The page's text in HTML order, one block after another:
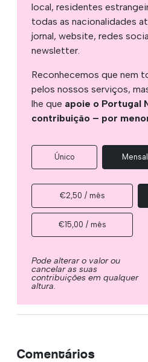
local, residentes
todas as nacionalidades
jornal, website, redes
newsletter.
Reconhecemos que nem
pelos nossos serviços,
lhe que apoie o Portugal
contribuição – por
Único Mensal
€2,50 / mês
€15,00 / mês
Pode alterar o valor ou
cancelar as suas
contribuições em qualquer
altura.
Comentários